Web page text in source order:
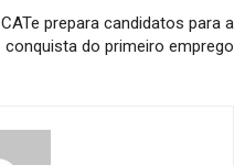
CATe prepara candidatos para a
conquista do primeiro emprego